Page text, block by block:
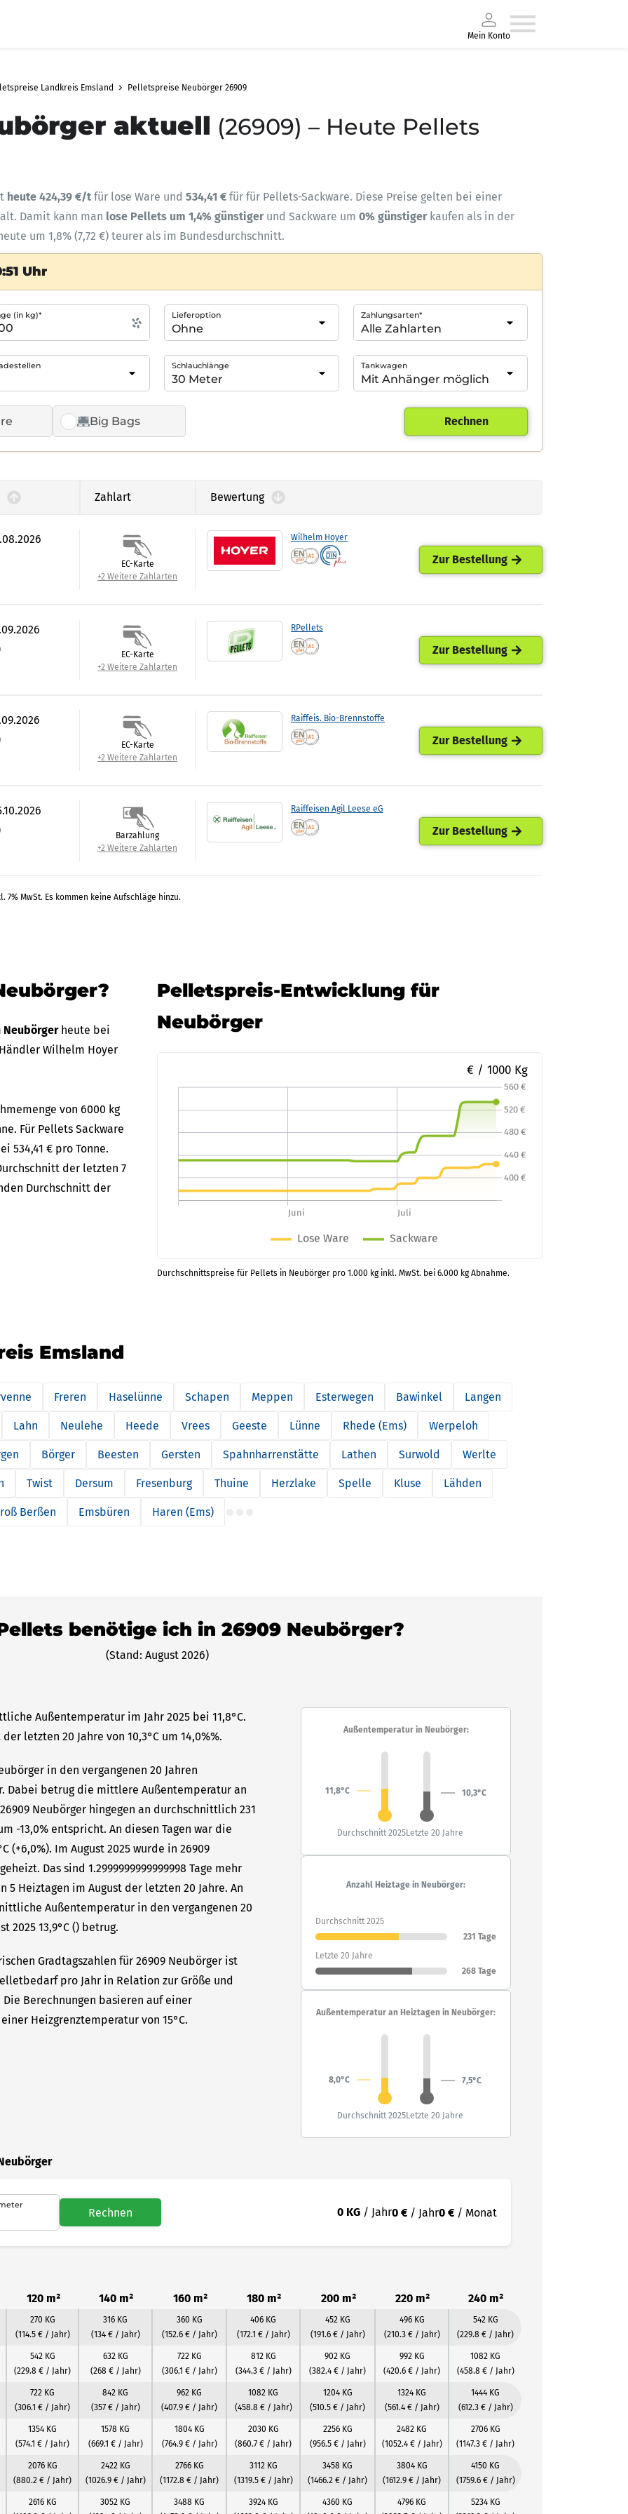
Mein Konto
Landkreis Emsland Pelletspreise Neubörger 26909
aktuell (26909) – Heute Pellets
heute 424,39 €/t für lose Ware und 534,41 € für für Pellets-Sackware. Diese Preise gelten bei einer
Damit kann man lose Pellets um 1,4% günstiger und Sackware um 0% günstigerkaufen als in der
um 1,8% (7,72 €) teurer als im Bundesdurchschnitt.
Uhr
Big Bags
(in kg)* Lieferoption Zahlungsarten*
Schlauchlänge Tankwagen
Rechnen
Zahlart Bewertung
Wilhelm Hoyer
EC-Karte
+2 Weitere Zahlarten
Zur Bestellung
RPellets
EC-Karte
+2 Weitere Zahlarten
Zur Bestellung
Raiffeis. Bio-Brennstoffe
EC-Karte
+2 Weitere Zahlarten
Zur Bestellung
Raiffeisen Agil Leese eG
Barzahlung
+2 Weitere Zahlarten
Zur Bestellung
MwSt. Es kommen keine Aufschläge hinzu.
heute bei
Wilhelm Hoyer
von 6000 kg
Für Pellets Sackware
534,41 € pro Tonne.
der letzten 7
Durchschnitt der
Pelletspreis-Entwicklung für
Neubörger
€ / 1000 Kg
Durchschnittspreise für Pellets in Neubörger pro 1.000 kg inkl. MwSt. bei 6.000 kg Abnahme.
Emsland
Freren Haselünne Schapen Meppen Esterwegen Bawinkel Langen
Lahn Neulehe Heede Vrees Geeste Lünne Rhede (Ems) Werpeloh
Börger Beesten Gersten Spahnharrenstätte Lathen Surwold Werlte
Twist Dersum Fresenburg Thuine Herzlake Spelle Kluse Lähden
Berßen Emsbüren Haren (Ems)
benötige ich in 26909 Neubörger?
(Stand: August 2026)
Außentemperatur im Jahr 2025 bei 11,8°C.
letzten 20 Jahre von 10,3°C um 14,0%%.
in den vergangenen 20 Jahren
Dabei betrug die mittlere Außentemperatur an
Neubörger hingegen an durchschnittlich 231
-13,0% entspricht. An diesen Tagen war die
Im August 2025 wurde in 26909
Das sind 1.2999999999999998 Tage mehr
5 Heiztagen im August der letzten 20 Jahre. An
Außentemperatur in den vergangenen 20
2025 13,9°C () betrug.
Gradtagszahlen für 26909 Neubörger ist
pro Jahr in Relation zur Größe und
Berechnungen basieren auf einer
Heizgrenztemperatur von 15°C.
Außentemperatur in Neubörger:
11,8°C 10,3°C
Durchschnitt 2025Letzte 20 Jahre
Anzahl Heiztage in Neubörger:
Durchschnitt 2025
231 Tage
Letzte 20 Jahre
268 Tage
Außentemperatur an Heiztagen in Neubörger:
8,0°C 7,5°C
Durchschnitt 2025Letzte 20 Jahre
Rechnen 0 KG / Jahr0 € / Jahr0 € / Monat
120 m² 140 m² 160 m² 180 m² 200 m² 220 m² 240 m²
270 KG
(114.5 € / Jahr)
316 KG
(134 € / Jahr)
360 KG
(152.6 € / Jahr)
406 KG
(172.1 € / Jahr)
452 KG
(191.6 € / Jahr)
496 KG
(210.3 € / Jahr)
542 KG
(229.8 € / Jahr)
542 KG
(229.8 € / Jahr)
632 KG
(268 € / Jahr)
722 KG
(306.1 € / Jahr)
812 KG
(344.3 € / Jahr)
902 KG
(382.4 € / Jahr)
992 KG
(420.6 € / Jahr)
1082 KG
(458.8 € / Jahr)
722 KG
(306.1 € / Jahr)
842 KG
(357 € / Jahr)
962 KG
(407.9 € / Jahr)
1082 KG
(458.8 € / Jahr)
1204 KG
(510.5 € / Jahr)
1324 KG
(561.4 € / Jahr)
1444 KG
(612.3 € / Jahr)
1354 KG
(574.1 € / Jahr)
1578 KG
(669.1 € / Jahr)
1804 KG
(764.9 € / Jahr)
2030 KG
(860.7 € / Jahr)
2256 KG
(956.5 € / Jahr)
2482 KG
(1052.4 € / Jahr)
2706 KG
(1147.3 € / Jahr)
2076 KG
(880.2 € / Jahr)
2422 KG
(1026.9 € / Jahr)
2766 KG
(1172.8 € / Jahr)
3112 KG
(1319.5 € / Jahr)
3458 KG
(1466.2 € / Jahr)
3804 KG
(1612.9 € / Jahr)
4150 KG
(1759.6 € / Jahr)
2616 KG
3052 KG
3488 KG
3924 KG
4360 KG
4796 KG
5234 KG